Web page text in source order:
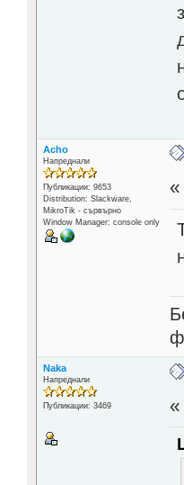
Acho
Напреднали
Публикации: 9653
Distribution: Slackware,
MikroTik - сървърно
Window Manager: console only
«
Naka
Напреднали
Публикации: 3469 «